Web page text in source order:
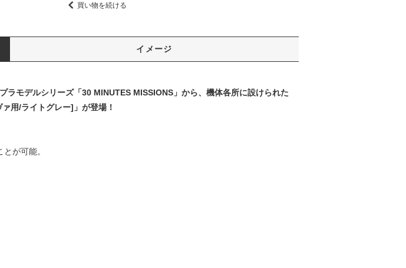
買い物を続ける
イメージ
モデルシリーズ「30 MINUTES MISSIONS」から、機体各所に設けられた
用/ライトグレー]」が登場！
が可能。